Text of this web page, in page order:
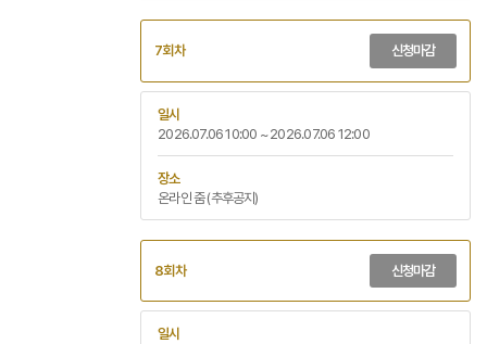
7회차 신청마감
일시
2026.07.06 10:00 ~ 2026.07.06 12:00
장소
온라인 줌 (추후공지)
8회차 신청마감
일시